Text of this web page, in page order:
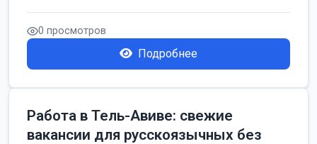
Работа в Нетании на мебельном производстве:
требу...
0 просмотров
Подробнее
Работа в Тель-Авиве: свежие
вакансии для русскоязычных без